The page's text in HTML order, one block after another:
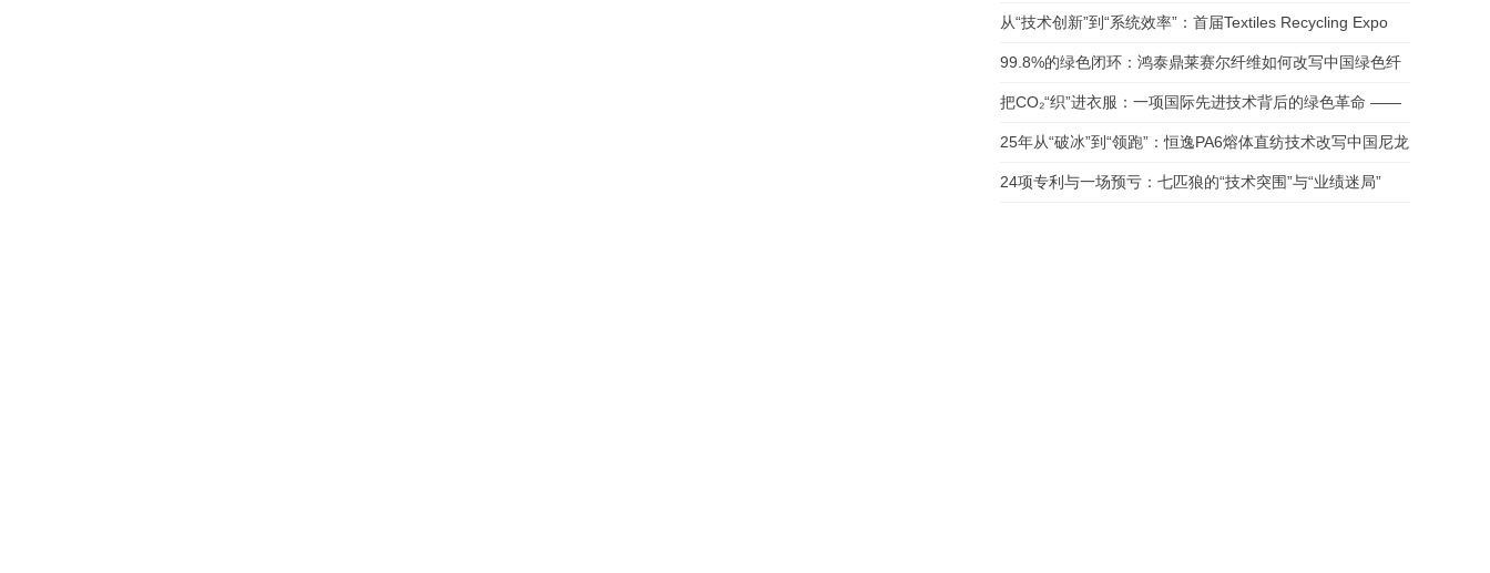
读
想 ——第十三届印尼国际服装与纺织品制造展览会（IGT）
全景解读
从“技术创新”到“系统效率”：首届Textiles Recycling Expo
USA如何改写纺织回收产业逻辑
99.8%的绿色闭环：鸿泰鼎莱赛尔纤维如何改写中国绿色纤
维产业版图 ——山东鸿泰鼎15万吨产能落地的产业深度解读
把CO₂“织”进衣服：一项国际先进技术背后的绿色革命 ——
二氧化碳基共聚酯制备及纤维/薄膜应用关键技术深度解读
25年从“破冰”到“领跑”：恒逸PA6熔体直纺技术改写中国尼龙
产业史 ——一项国际领先技术背后的自主创新之路与产业启
24项专利与一场预亏：七匹狼的“技术突围”与“业绩迷局”